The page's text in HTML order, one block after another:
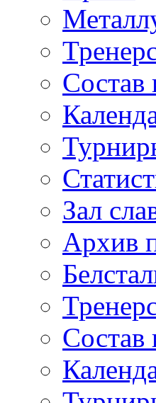
Состав
Зал
Архив
Состав